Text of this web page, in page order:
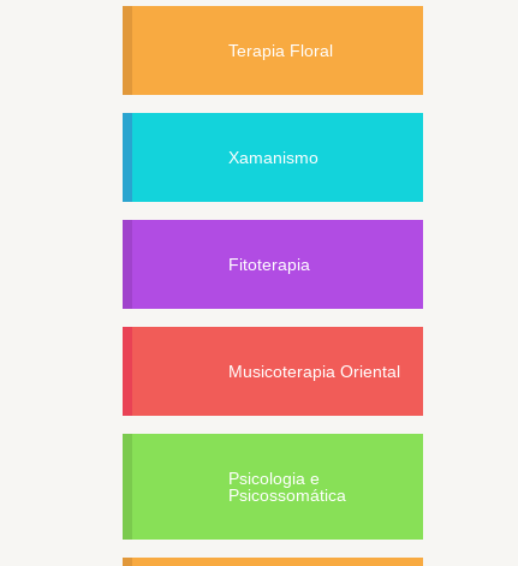
Terapia Floral
Xamanismo
Fitoterapia
Musicoterapia Oriental
Psicologia e
Psicossomática